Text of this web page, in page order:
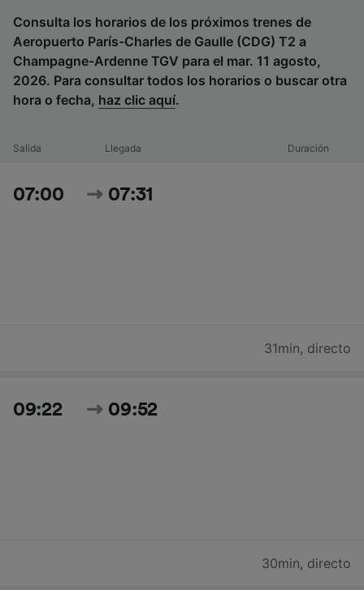
Consulta los horarios de los próximos trenes de
Aeropuerto París-Charles de Gaulle (CDG) T2 a
Champagne-Ardenne TGV para el mar. 11 agosto,
2026. Para consultar todos los horarios o buscar otra
hora o fecha, haz clic aquí.
Salida Llegada Duración
07:00 07:31
31min, directo
09:22 09:52
30min, directo